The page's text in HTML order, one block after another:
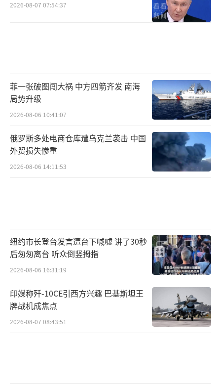
2026-08-07 07:54:37
菲一张破图闯大祸 中方四箭齐发 南海
局势升级
2026-08-06 10:41:07
俄罗斯多处电商仓库遭乌克兰袭击 中国
外贸损失惨重
2026-08-06 14:11:53
纽约市长登台发言遭台下喊嘘 讲了30秒
后匆匆离台 听众倒竖拇指
2026-08-06 16:31:19
印媒称歼-10CE引西方兴趣 巴基斯坦王
牌战机成焦点
2026-08-07 08:43:51